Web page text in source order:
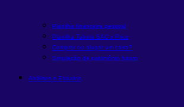
Planilha financeira pessoal
Planilha Tabela SAC x Price
Comprar ou alugar um carro?
Simulação de patrimônio futuro
Análises e Estudos